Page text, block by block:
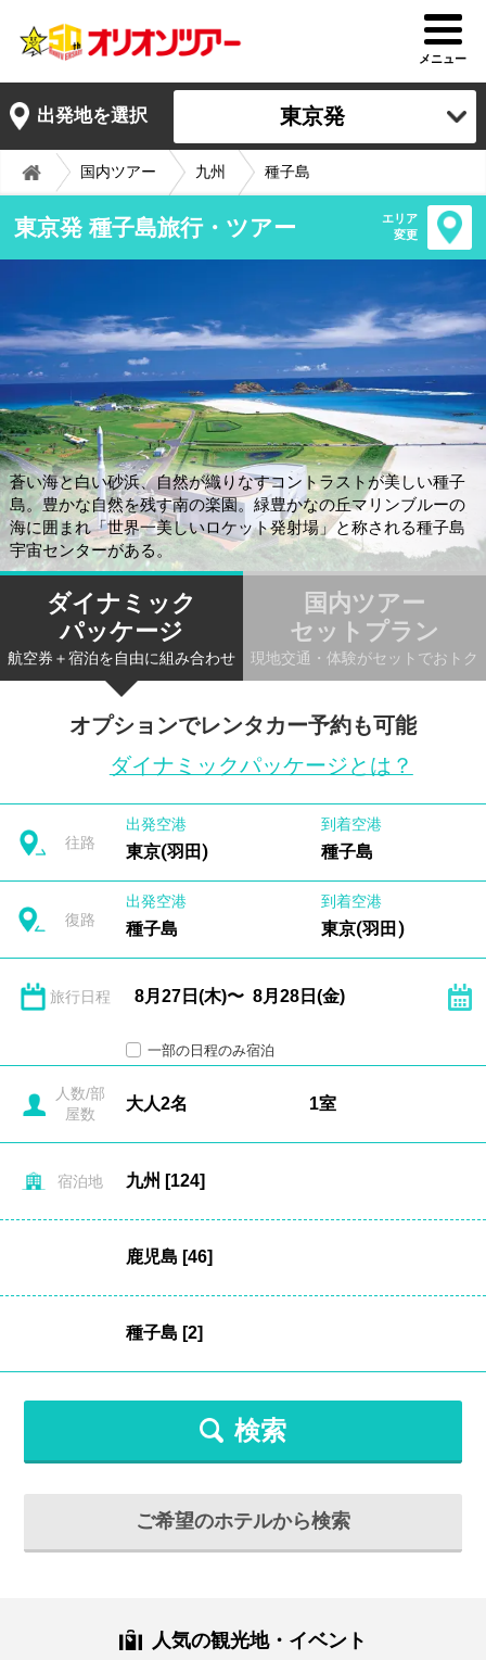
メニュー
出発地を選択 東京発
国内ツアー 九州 種子島
東京発 種子島旅行・ツアー
エリア
変更
蒼い海と白い砂浜、自然が織りなすコントラストが美しい種子
島。豊かな自然を残す南の楽園。緑豊かなの丘マリンブルーの
海に囲まれ「世界一美しいロケット発射場」と称される種子島
宇宙センターがある。
ダイナミック
パッケージ
航空券＋宿泊を自由に組み合わせ
国内ツアー
セットプラン
現地交通・体験がセットでおトク
オプションでレンタカー予約も可能
ダイナミックパッケージとは？
往路
出発空港
東京(羽田)
到着空港
種子島
復路
出発空港
種子島
到着空港
東京(羽田)
旅行日程
一部の日程のみ宿泊
人数/部
屋数
宿泊地
検索
ご希望のホテルから検索
人気の観光地・イベント